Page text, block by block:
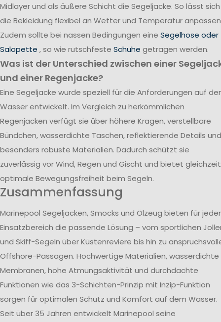
Midlayer und als äußere Schicht die Segeljacke. So lässt sich
die Bekleidung flexibel an Wetter und Temperatur
Zudem sollte bei nassen Bedingungen eine Segelhose oder
Salopette , so wie rutschfeste Schuhe getragen werden.
Was ist der Unterschied zwischen einer
und einer Regenjacke?
Eine Segeljacke wurde speziell für die Anforderungen auf
Wasser entwickelt. Im Vergleich zu herkömmlichen
Regenjacken verfügt sie über höhere Kragen, verstellbare
Bündchen, wasserdichte Taschen, reflektierende Details und
besonders robuste Materialien. Dadurch schützt sie
zuverlässig vor Wind, Regen und Gischt und bietet
optimale Bewegungsfreiheit beim Segeln.
Zusammenfassung
Marinepool Segeljacken, Smocks und Ölzeug bieten für
Einsatzbereich die passende Lösung – vom sportlichen
und Skiff-Segeln über Küstenreviere bis hin zu
Offshore-Passagen. Hochwertige Materialien, wasserdichte
Membranen, hohe Atmungsaktivität und durchdachte
Funktionen wie das 3-Schichten-Prinzip mit Inzip-Funktion
sorgen für optimalen Schutz und Komfort auf dem Wasser.
Seit über 35 Jahren entwickelt Marinepool seine